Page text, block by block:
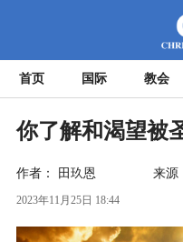
首页 国际 教会
你了解和渴望被
作者： 田玖恩 来源
2023年11月25日 18:44